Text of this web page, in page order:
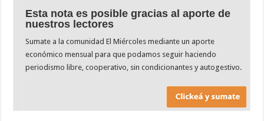
Esta nota es posible gracias al aporte de
nuestros lectores
Sumate a la comunidad El Miércoles mediante un aporte
económico mensual para que podamos seguir haciendo
periodismo libre, cooperativo, sin condicionantes y autogestivo.